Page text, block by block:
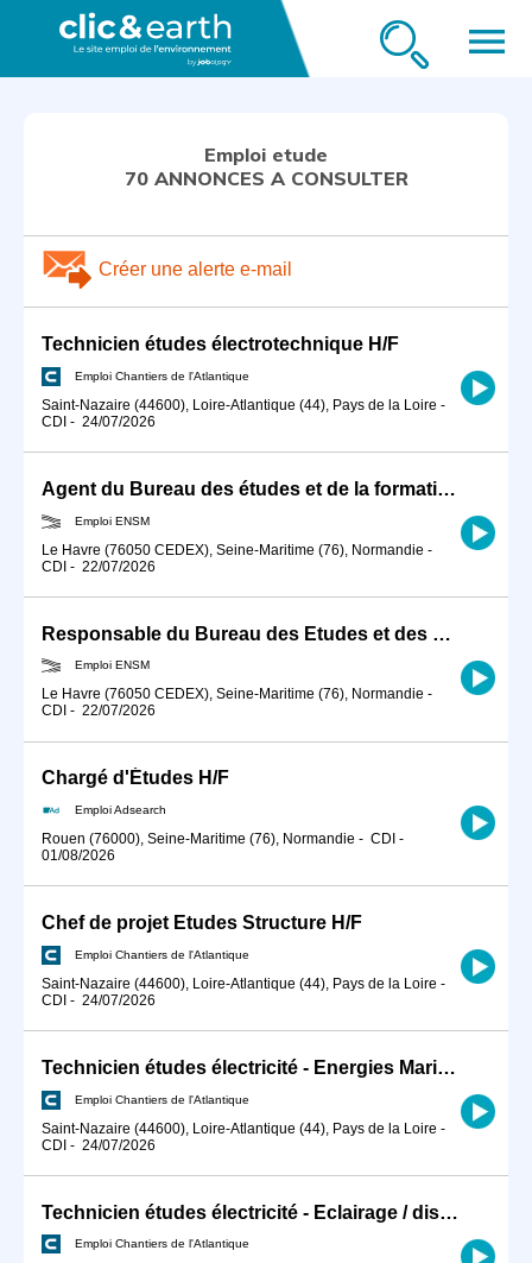
menu
Emploi etude
70 ANNONCES A CONSULTER
Créer une alerte e-mail
Technicien études électrotechnique H/F
Emploi Chantiers de l'Atlantique
Saint-Nazaire (44600), Loire-Atlantique (44), Pays de la Loire -
CDI - 24/07/2026
Agent du Bureau des études et de la formation (BEF)
Emploi ENSM
Le Havre (76050 CEDEX), Seine-Maritime (76), Normandie -
CDI - 22/07/2026
Responsable du Bureau des Etudes et des Formations (BEF)
Emploi ENSM
Le Havre (76050 CEDEX), Seine-Maritime (76), Normandie -
CDI - 22/07/2026
Chargé d'Études H/F
Emploi Adsearch
Rouen (76000), Seine-Maritime (76), Normandie - CDI -
01/08/2026
Chef de projet Etudes Structure H/F
Emploi Chantiers de l'Atlantique
Saint-Nazaire (44600), Loire-Atlantique (44), Pays de la Loire -
CDI - 24/07/2026
Technicien études électricité - Energies Marines H/F
Emploi Chantiers de l'Atlantique
Saint-Nazaire (44600), Loire-Atlantique (44), Pays de la Loire -
CDI - 24/07/2026
Technicien études électricité - Eclairage / distribution BT H/F
Emploi Chantiers de l'Atlantique